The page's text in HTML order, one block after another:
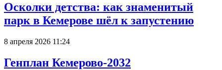
Осколки детства: как знаменитый
парк в Кемерове шёл к запустению
8 апреля 2026 11:24
Генплан Кемерово-2032